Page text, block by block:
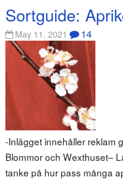
Sortguide:
May 11, 2021 14
-Inlägget innehåller reklam
Blommor och Wexthuset–
tanke på hur pass många